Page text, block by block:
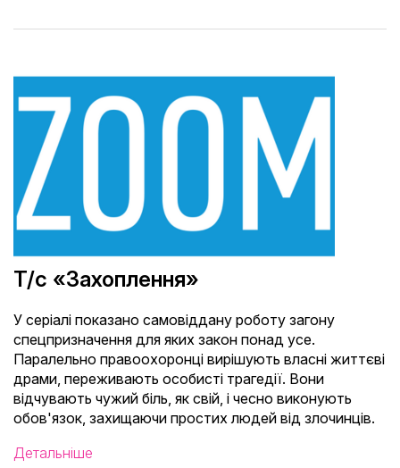
Т/с «Захоплення»
У серіалі показано самовіддану роботу загону
спецпризначення для яких закон понад усе.
Паралельно правоохоронці вирішують власні життєві
драми, переживають особисті трагедії. Вони
відчувають чужий біль, як свій, і чесно виконують
обов'язок, захищаючи простих людей від злочинців.
Детальніше